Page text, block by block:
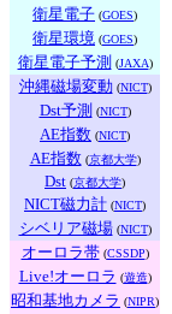
衛星電子 (GOES)
衛星環境 (GOES)
衛星電子予測 (JAXA)
沖縄磁場変動 (NICT)
Dst予測 (NICT)
AE指数 (NICT)
AE指数(京都大学)
Dst (京都大学)
NICT磁力計 (NICT)
シベリア磁場(NICT)
オーロラ帯(CSSDP)
Live!オーロラ (遊造)
昭和基地カメラ (NIPR)